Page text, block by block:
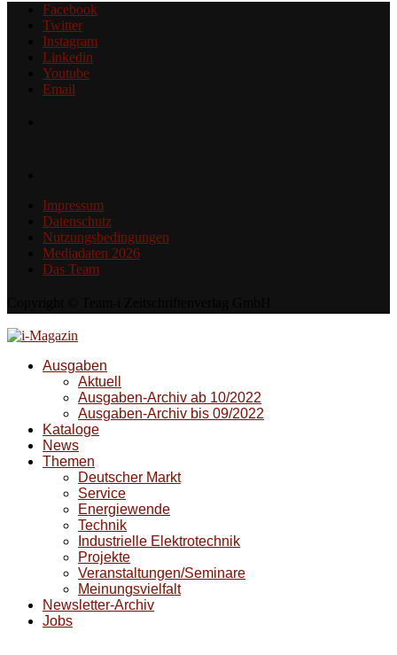
Facebook
Twitter
Instagram
Linkedin
Youtube
Email
Impressum
Datenschutz
Nutzungsbedingungen
Mediadaten 2026
Das Team
Ausgaben
Aktuell
Ausgaben-Archiv ab 10/2022
Ausgaben-Archiv bis 09/2022
Kataloge
News
Themen
Deutscher Markt
Service
Energiewende
Technik
Industrielle Elektrotechnik
Projekte
Veranstaltungen/Seminare
Meinungsvielfalt
Newsletter-Archiv
Jobs